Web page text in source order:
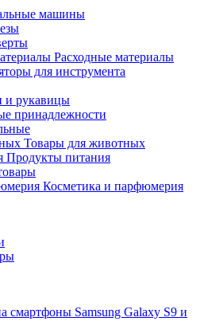
машины
Расходные материалы
для инструмента
и рукавицы
принадлежности
Товары для животных
Продукты питания
Косметика и парфюмерия